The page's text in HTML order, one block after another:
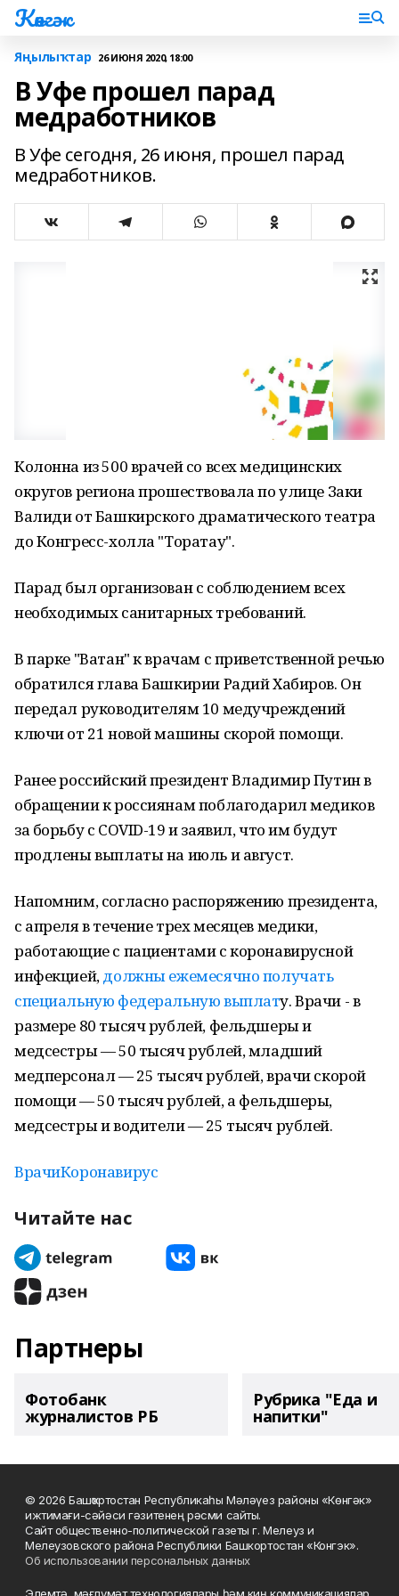
Көнгәк
Яңылыҡтар 26 ИЮНЯ 2020, 18:00
В Уфе прошел парад
медработников
В Уфе сегодня, 26 июня, прошел парад
медработников.
Колонна из 500 врачей со всех медицинских
округов региона прошествовала по улице Заки
Валиди от Башкирского драматического театра
до Конгресс-холла "Торатау".
Парад был организован с соблюдением всех
необходимых санитарных требований.
В парке "Ватан" к врачам с приветственной речью
обратился глава Башкирии Радий Хабиров. Он
передал руководителям 10 медучреждений
ключи от 21 новой машины скорой помощи.
Ранее российский президент Владимир Путин в
обращении к россиянам поблагодарил медиков
за борьбу с COVID-19 и заявил, что им будут
продлены выплаты на июль и август.
Напомним, согласно распоряжению президента,
с апреля в течение трех месяцев медики,
работающие с пациентами с коронавирусной
инфекцией,должны ежемесячно получать
специальную федеральную выплату. Врачи - в
размере 80 тысяч рублей, фельдшеры и
медсестры — 50 тысяч рублей, младший
медперсонал — 25 тысяч рублей, врачи скорой
помощи — 50 тысяч рублей, а фельдшеры,
медсестры и водители — 25 тысяч рублей.
ВрачиКоронавирус
Читайте нас
Партнеры
Фотобанк
журналистов РБ
Рубрика "Еда и
напитки"
© 2026 Башҡортостан Республикаһы Мәләүез районы «Көнгәк»
ижтимағи-сәйәси гәзитенең рәсми сайты.
Сайт общественно-политической газеты г. Мелеуз и
Мелеузовского района Республики Башкортостан «Конгэк».
Об использовании персональных данных